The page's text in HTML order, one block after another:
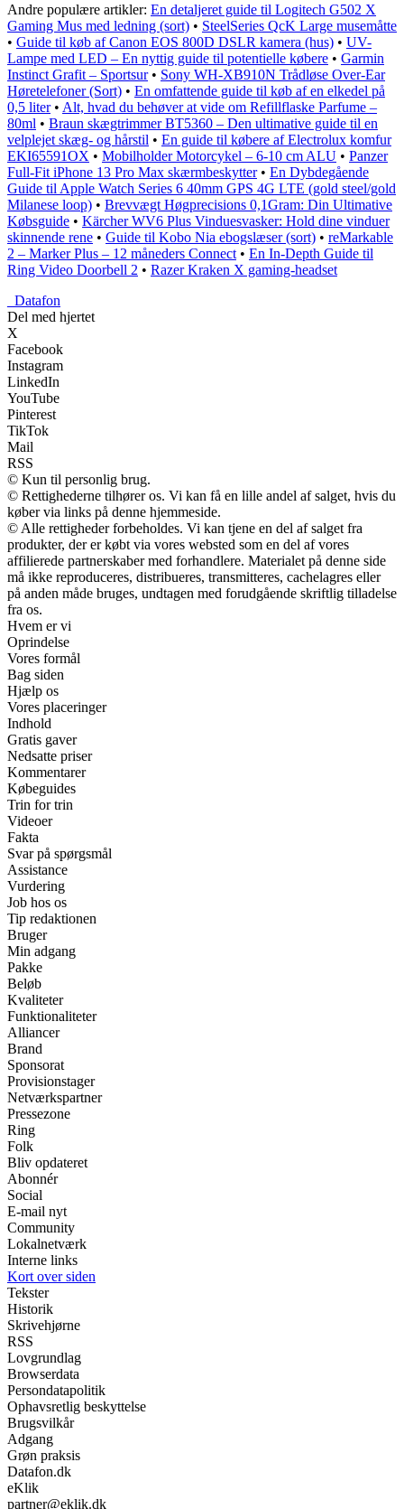
Andre populære artikler: En detaljeret guide til Logitech G502 X
Gaming Mus med ledning (sort) • SteelSeries QcK Large musemåtte
• Guide til køb af Canon EOS 800D DSLR kamera (hus) • UV-
Lampe med LED – En nyttig guide til potentielle købere • Garmin
Instinct Grafit – Sportsur• Sony WH-XB910N Trådløse Over-Ear
Høretelefoner (Sort) • En omfattende guide til køb af en elkedel på
0,5 liter• Alt, hvad du behøver at vide om Refillflaske Parfume –
80ml • Braun skægtrimmer BT5360 – Den ultimative guide til en
velplejet skæg- og hårstil • En guide til købere af Electrolux komfur
EKI65591OX • Mobilholder Motorcykel – 6-10 cm ALU • Panzer
Full-Fit iPhone 13 Pro Max skærmbeskytter• En Dybdegående
Guide til Apple Watch Series 6 40mm GPS 4G LTE (gold steel/gold
Milanese loop) • Brevvægt Høgprecisions 0,1Gram: Din Ultimative
Købsguide • Kärcher WV6 Plus Vinduesvasker: Hold dine vinduer
skinnende rene • Guide til Kobo Nia ebogslæser (sort) • reMarkable
2 – Marker Plus – 12 måneders Connect • En In-Depth Guide til
Ring Video Doorbell 2 • Razer Kraken X gaming-headset
Datafon
Del med hjertet
X
Facebook
Instagram
LinkedIn
YouTube
Pinterest
TikTok
Mail
RSS
© Kun til personlig brug.
© Rettighederne tilhører os. Vi kan få en lille andel af salget, hvis du
køber via links på denne hjemmeside.
© Alle rettigheder forbeholdes. Vi kan tjene en del af salget fra
produkter, der er købt via vores websted som en del af vores
affilierede partnerskaber med forhandlere. Materialet på denne side
må ikke reproduceres, distribueres, transmitteres, cachelagres eller
på anden måde bruges, undtagen med forudgående skriftlig tilladelse
fra os.
Hvem er vi
Oprindelse
Vores formål
Bag siden
Hjælp os
Vores placeringer
Indhold
Gratis gaver
Nedsatte priser
Kommentarer
Købeguides
Trin for trin
Videoer
Fakta
Svar på spørgsmål
Assistance
Vurdering
Job hos os
Tip redaktionen
Bruger
Min adgang
Pakke
Beløb
Kvaliteter
Funktionaliteter
Alliancer
Brand
Sponsorat
Provisionstager
Netværkspartner
Pressezone
Ring
Folk
Bliv opdateret
Abonnér
Social
E-mail nyt
Community
Lokalnetværk
Interne links
Kort over siden
Tekster
Historik
Skrivehjørne
RSS
Lovgrundlag
Browserdata
Persondatapolitik
Ophavsretlig beskyttelse
Brugsvilkår
Adgang
Grøn praksis
Datafon.dk
eKlik
partner@eklik.dk